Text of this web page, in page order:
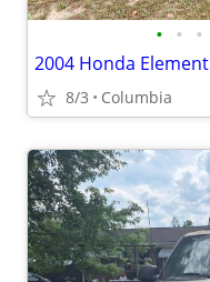
• • •
2004 Honda Element
8/3 Columbia